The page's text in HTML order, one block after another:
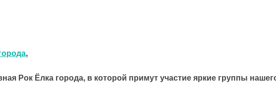
,
Рок Ёлка города, в которой примут участие яркие группы